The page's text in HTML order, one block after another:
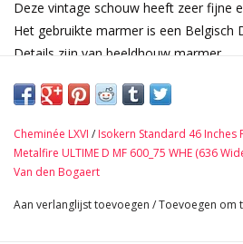
Deze vintage schouw heeft zeer fijne
Het gebruikte marmer is een Belgisch
Details zijn van beeldhouw marmer.
Lodewijk XVI-periode, 18e-eeuws stuk.
Afmetingen:
170 cm Buitenbreedte 66,93 Inch
130 cm Binnenbreedte 51,18 Inch
Cheminée LXVI / Isokern Standard 46 Inches
Metalfire ULTIME D MF 600_75 WHE (636
Van den Bogaert
Aan verlanglijst toevoegen /Toevoegen om